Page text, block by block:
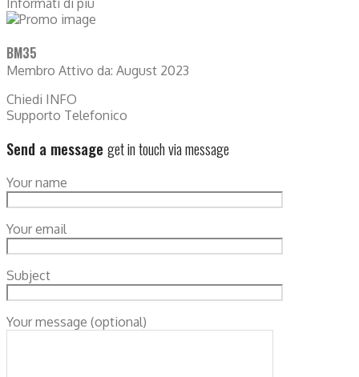
BM35
Membro Attivo da: August 2023
Chiedi INFO
Supporto Telefonico
Send a message get in touch via message
Your name
Your email
Subject
Your message (optional)